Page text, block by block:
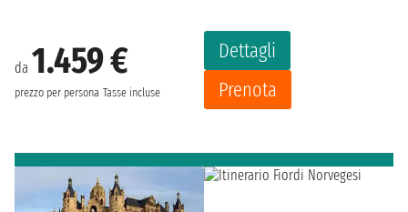
da 1.459 €
prezzo per persona Tasse incluse
Dettagli
Prenota